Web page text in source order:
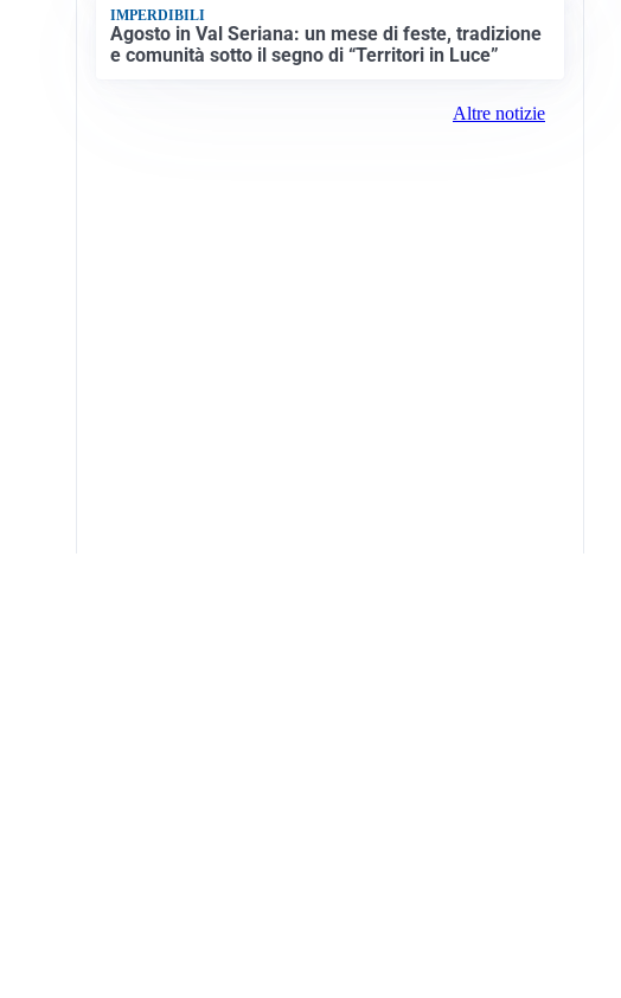
IMPERDIBILI
Agosto in Val Seriana: un mese di feste, tradizione
e comunità sotto il segno di “Territori in Luce”
Altre notizie